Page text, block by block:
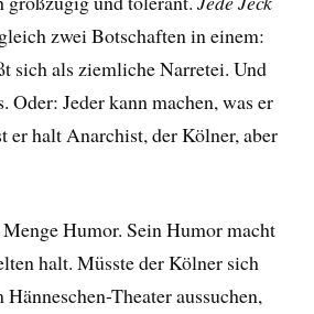
zwei Botschaften in einem:
sich als ziemliche Narretei. Und
Oder: Jeder kann machen, was er
er halt Anarchist, der Kölner, aber
Humor. Sein Humor macht
halt. Müsste der Kölner sich
Theater aussuchen,